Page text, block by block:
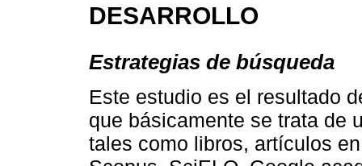
DESARROLLO
Estrategias de búsqueda
Este estudio es el resultado
que básicamente se trata de
tales como libros, artículos